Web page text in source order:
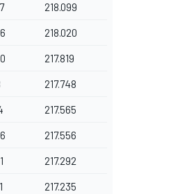
218.099
218.020
217.819
217.748
217.565
217.556
217.292
217.235